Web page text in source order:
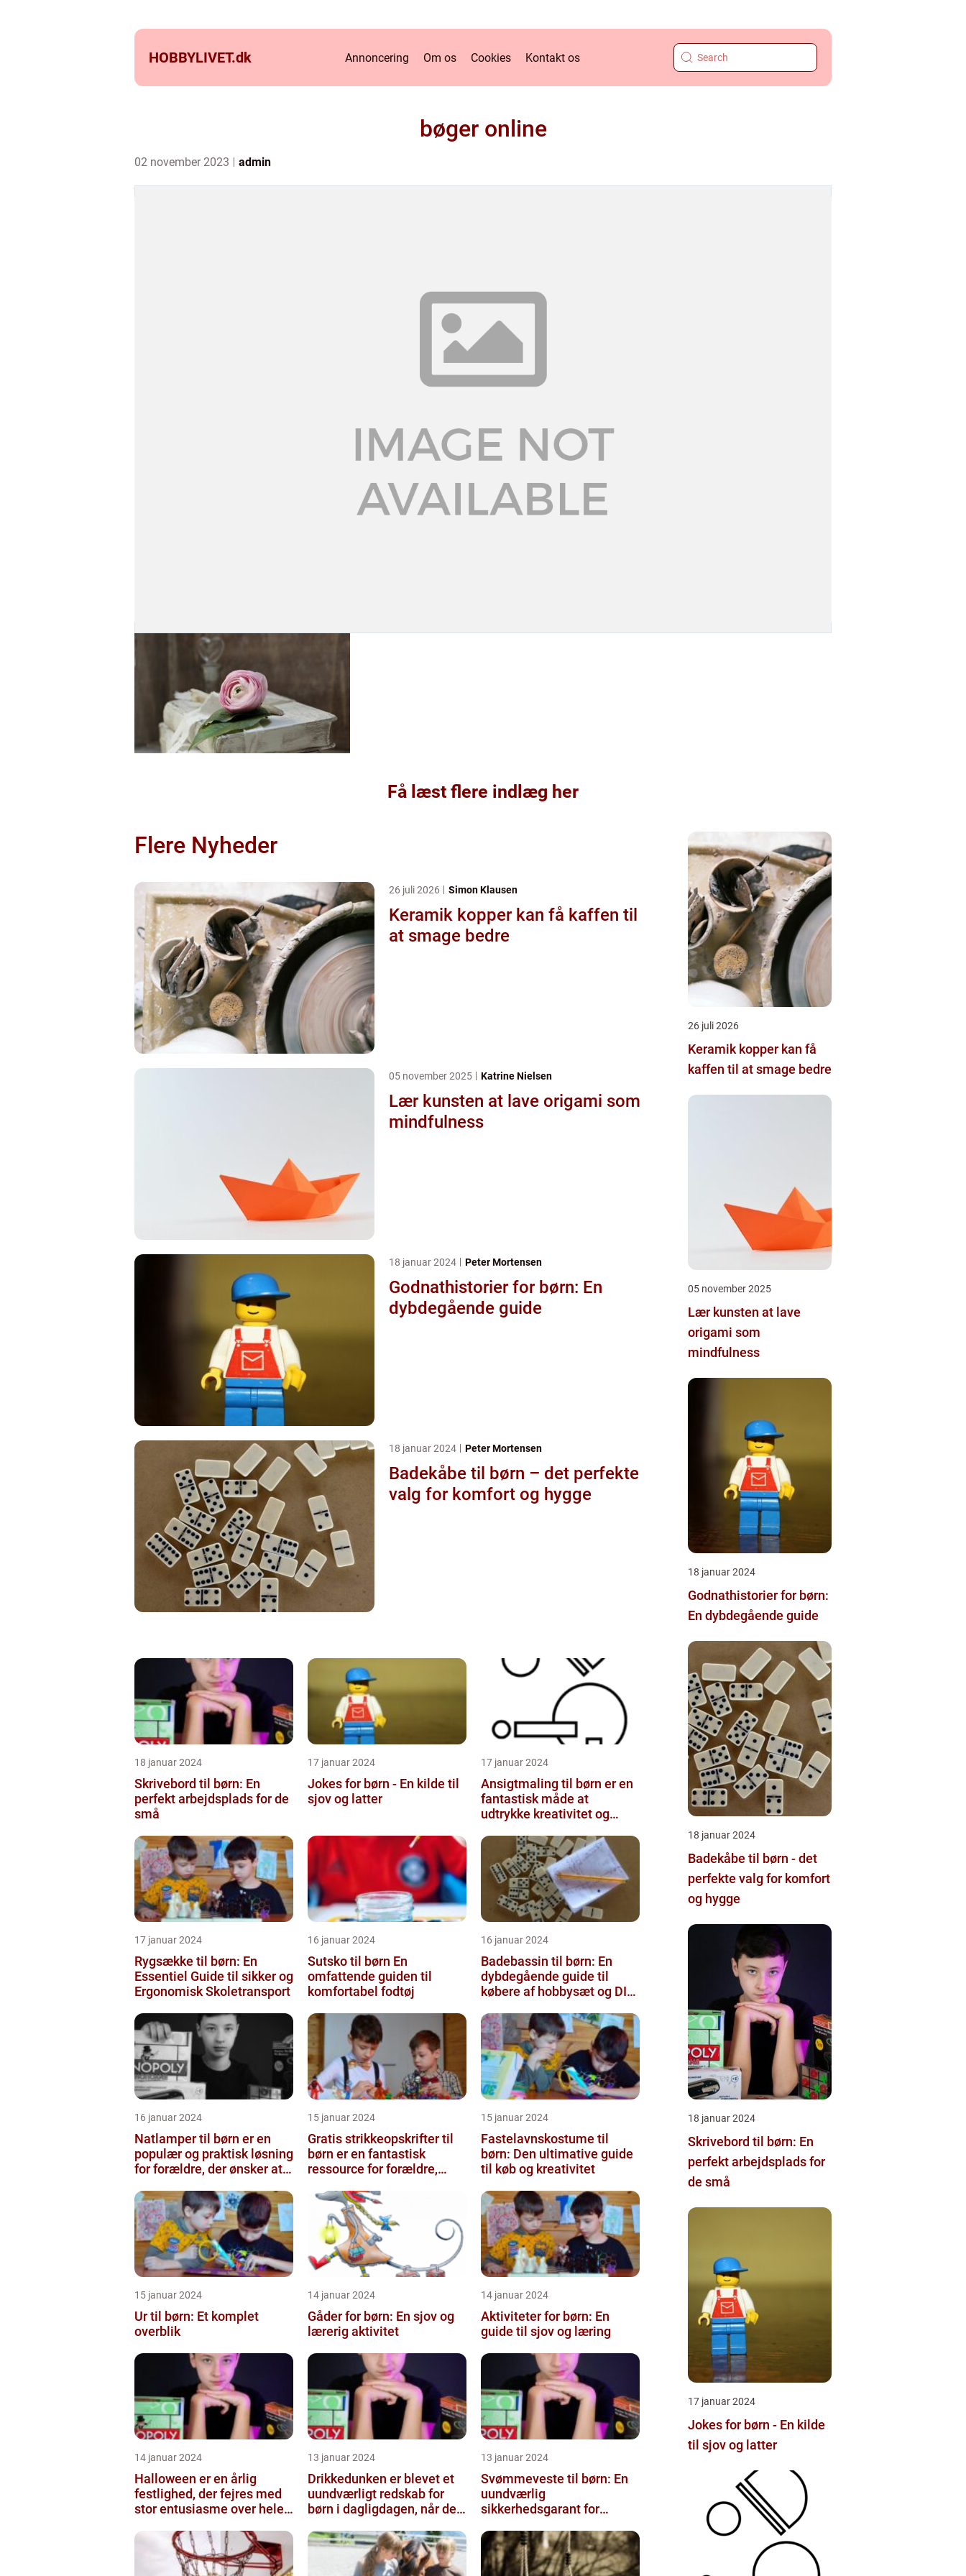
HOBBYLIVET.dk Annoncering Om os Cookies Kontakt os
bøger online
02 november 2023 admin
Få læst flere indlæg her
Flere Nyheder
26 juli 2026 Simon Klausen
Keramik kopper kan få kaffen til
at smage bedre
05 november 2025 Katrine Nielsen
Lær kunsten at lave origami som
mindfulness
18 januar 2024 Peter Mortensen
Godnathistorier for børn: En
dybdegående guide
18 januar 2024 Peter Mortensen
Badekåbe til børn – det perfekte
valg for komfort og hygge
18 januar 2024
Skrivebord til børn: En
perfekt arbejdsplads for de
små
17 januar 2024
Jokes for børn - En kilde til
sjov og latter
17 januar 2024
Ansigtmaling til børn er en
fantastisk måde at
udtrykke kreativitet og
17 januar 2024
Rygsække til børn: En
Essentiel Guide til sikker og
Ergonomisk Skoletransport
16 januar 2024
Sutsko til børn En
omfattende guiden til
komfortabel fodtøj
16 januar 2024
Badebassin til børn: En
dybdegående guide til
købere af hobbysæt og DIY-
16 januar 2024
Natlamper til børn er en
populær og praktisk løsning
for forældre, der ønsker at
15 januar 2024
Gratis strikkeopskrifter til
børn er en fantastisk
ressource for forældre,
15 januar 2024
Fastelavnskostume til
børn: Den ultimative guide
til køb og kreativitet
15 januar 2024
Ur til børn: Et komplet
overblik
14 januar 2024
Gåder for børn: En sjov og
lærerig aktivitet
14 januar 2024
Aktiviteter for børn: En
guide til sjov og læring
14 januar 2024
Halloween er en årlig
festlighed, der fejres med
stor entusiasme over hele
13 januar 2024
Drikkedunken er blevet et
uundværligt redskab for
børn i dagligdagen, når de
13 januar 2024
Svømmeveste til børn: En
uundværlig
sikkerhedsgarant for
26 juli 2026
Keramik kopper kan få
kaffen til at smage bedre
05 november 2025
Lær kunsten at lave
origami som
mindfulness
18 januar 2024
Godnathistorier for børn:
En dybdegående guide
18 januar 2024
Badekåbe til børn - det
perfekte valg for komfort
og hygge
18 januar 2024
Skrivebord til børn: En
perfekt arbejdsplads for
de små
17 januar 2024
Jokes for børn - En kilde
til sjov og latter